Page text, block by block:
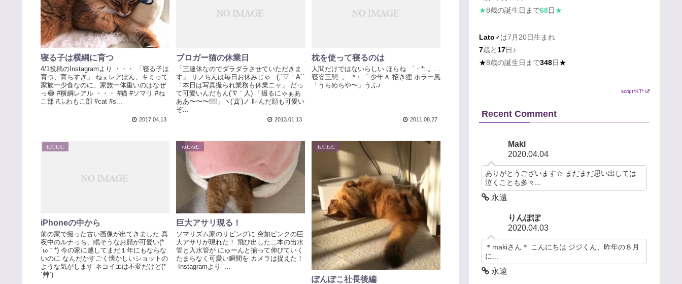
寝る子は横綱に育つ
4/1投稿のInstagramより ・・・ 「寝る子は
育つ、育ちすぎ」 ねぇレアぽん、キミって
家族一少食なのに、家族一体重いのはなぜ
っ😂 #横綱レアル ・・・ #猫 #ソマリ #ね
こ部 #ふわもこ部 #cat #s...
2017.04.13
ブロガー猫の休業日
「三連休なのでダラダラさせていただきま
す」 リノちんは毎日お休みじゃ...(;´▽｀A``
「本日は写真撮られ業務も休業ニャ」 だっ
て可愛いんだもん(´∇｀人) 「撮るにゃぁあ
ああ〜〜〜!!!!」ヽ(`Д´)ノ 叫んだ顔も可愛い
ぞ...
2013.01.13
枕を使って寝るのは
人間だけではないらしい ほらね ゜・*:.。. .
寝姿三態..。.:*・゜ 少年Ａ 招き狸 ホラー風
「うらめちや〜」うふ♪
2011.08.27
ねむねむ
iPhoneの中から
前の家で撮った古い画像が出てきました 真
夜中のルナっち、眠そうなお顔が可愛い(*
´ω｀*) 今の家に越してまだ１年にもならな
いのに なんだかすごく懐かしいショットの
ような気がします ネコイエは不変だけど(*
´艸`)
ねむねむ
巨大アサリ現る！
ソマリズム家のリビングに 突如ピンクの巨
大アサリが現れた！ 飛び出した二本の出水
管と入水管が にゅーんと揃って伸びていく
たまらなく可愛い瞬間を カメラは捉えた！
-Instagramより- ...
ねむねむ
ぽんぽこ社長後編
★8歳の誕生日まで68日★
Lato♂は7月20日生まれ
7歳と 17日♪
★8歳の誕生日まで348日★
script*KT*
Recent Comment
Maki
2020.04.04
ありがとうございます☆ まだまだ思い出しては
泣くことも多々...
永遠
りんぽぽ
2020.04.03
＊makiさん＊ こんにちは ジジくん、昨年の８月
に...
永遠